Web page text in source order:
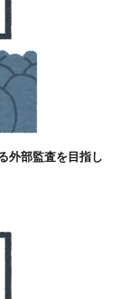
外部監査を目指し